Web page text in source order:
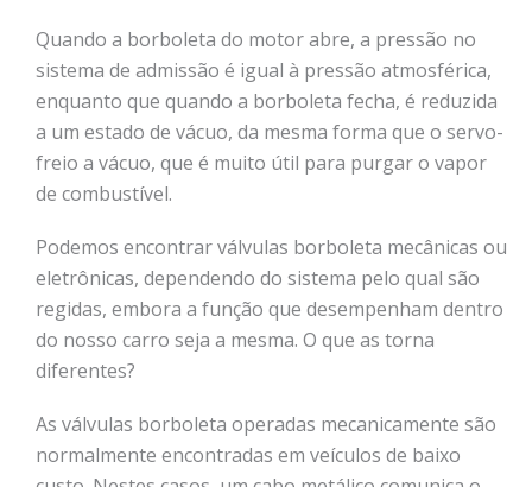
Quando a borboleta do motor abre, a pressão no
sistema de admissão é igual à pressão atmosférica,
enquanto que quando a borboleta fecha, é reduzida
a um estado de vácuo, da mesma forma que o servo-
freio a vácuo, que é muito útil para purgar o vapor
de combustível.
Podemos encontrar válvulas borboleta mecânicas ou
eletrônicas, dependendo do sistema pelo qual são
regidas, embora a função que desempenham dentro
do nosso carro seja a mesma. O que as torna
diferentes?
As válvulas borboleta operadas mecanicamente são
normalmente encontradas em veículos de baixo